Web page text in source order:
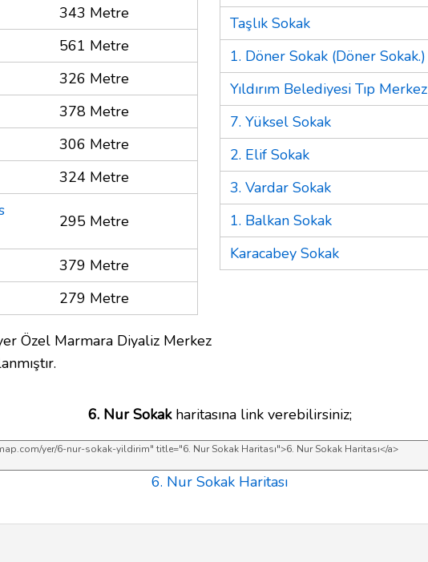
343 Metre
561 Metre
326 Metre
378 Metre
306 Metre
324 Metre
295 Metre
379 Metre
279 Metre
Özel Marmara Diyaliz Merkez
Taşlık Sokak
1. Döner Sokak (Döner Sokak.)
Yıldırım Belediyesi Tıp Merkez
7. Yüksel Sokak
2. Elif Sokak
3. Vardar Sokak
1. Balkan Sokak
Karacabey Sokak
6. Nur Sokakharitasına link verebilirsiniz;
6. Nur Sokak Haritası